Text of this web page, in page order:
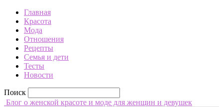
Главная
Красота
Мода
Отношения
Рецепты
Семья и дети
Тесты
Новости
Поиск
Блог о женской красоте и моде для женщин и девушек